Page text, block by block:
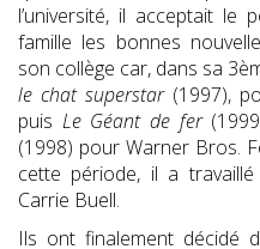
l’université, il acceptait
famille les bonnes
son collège car, dans sa
le chat superstar(1997),
puis Le Géant de fer
(1998) pour Warner Bros.
cette période, il a
Carrie Buell.
Ils ont finalement décidé